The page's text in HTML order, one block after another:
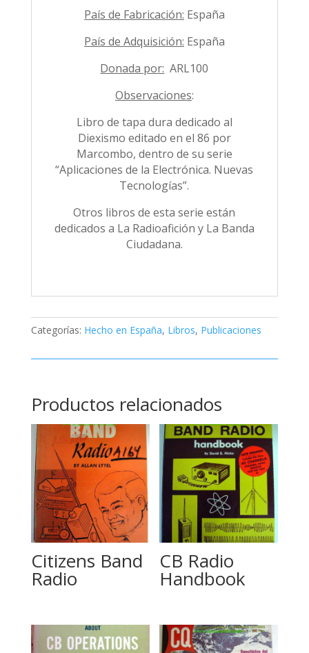
País de Fabricación: España
País de Adquisición: España
Donada por: ARL100
Observaciones:
Libro de tapa dura dedicado al
Diexismo editado en el 86 por
Marcombo, dentro de su serie
“Aplicaciones de la Electrónica. Nuevas
Tecnologías”.
Otros libros de esta serie están
dedicados a La Radioafición y La Banda
Ciudadana.
Categorías: Hecho en España, Libros, Publicaciones
Productos relacionados
Citizens Band
Radio
CB Radio
Handbook